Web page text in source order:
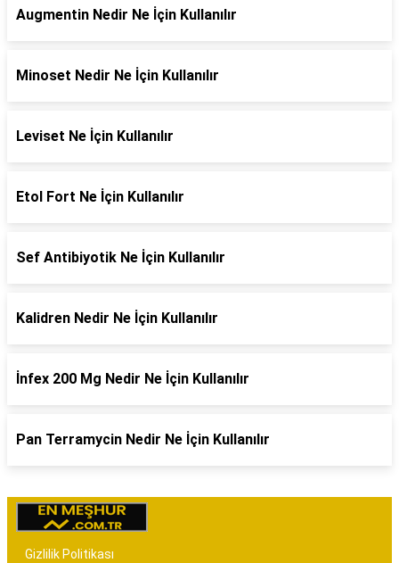
Augmentin Nedir Ne İçin Kullanılır
Minoset Nedir Ne İçin Kullanılır
Leviset Ne İçin Kullanılır
Etol Fort Ne İçin Kullanılır
Sef Antibiyotik Ne İçin Kullanılır
Kalidren Nedir Ne İçin Kullanılır
İnfex 200 Mg Nedir Ne İçin Kullanılır
Pan Terramycin Nedir Ne İçin Kullanılır
Gizlilik Politikası